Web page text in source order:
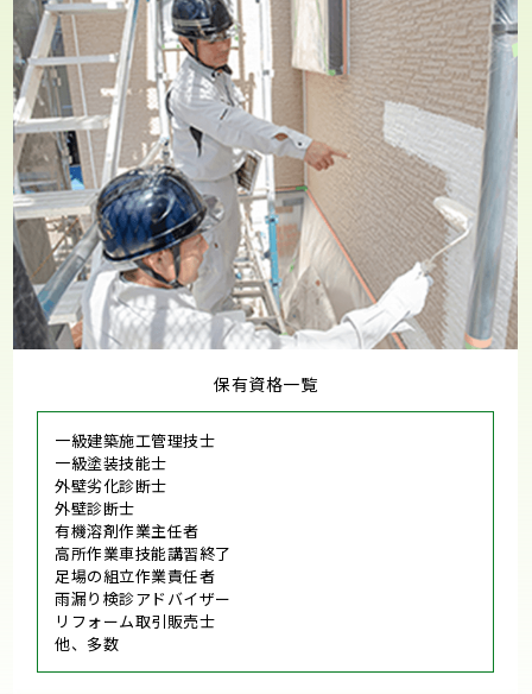
保有資格一覧
一級建築施工管理技士
一級塗装技能士
外壁劣化診断士
外壁診断士
有機溶剤作業主任者
高所作業車技能講習終了
足場の組立作業責任者
雨漏り検診アドバイザー
リフォーム取引販売士
他、多数